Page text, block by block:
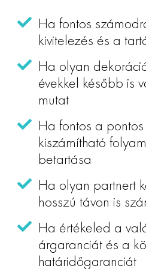
Ha fontos
kivitelezés és a
Ha olyan
évekkel később is
mutat
Ha fontos a
kiszámítható
betartása
Ha olyan partnert
hosszú távon is
Ha értékeled a
árgaranciát és a
határidőgaranciát